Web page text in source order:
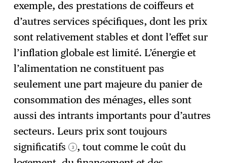
exemple, des prestations de coiffeurs et
d’autres services spécifiques, dont les prix
sont relativement stables et dont l’effet sur
l’inflation globale est limité. L’énergie et
l’alimentation ne constituent pas
seulement une part majeure du panier de
consommation des ménages, elles sont
aussi des intrants importants pour d’autres
secteurs. Leurs prix sont toujours
significatifs 3 , tout comme le coût du